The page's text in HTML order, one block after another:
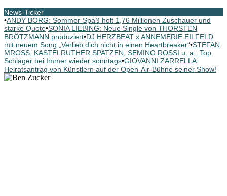
News-Ticker
•ANDY BORG: Sommer-Spaß holt 1,76 Millionen Zuschauer und
starke Quote•SONIA LIEBING: Neue Single von THORSTEN
BRÖTZMANN produziert•DJ HERZBEAT x ANNEMERIE EILFELD
mit neuem Song „Verlieb dich nicht in einen Heartbreaker“•STEFAN
MROSS: KASTELRUTHER SPATZEN, SEMINO ROSSI u. a.: Top
Schlager bei Immer wieder sonntags•GIOVANNI ZARRELLA:
Heiratsantrag von Künstlern auf der Open-Air-Bühne seiner Show!